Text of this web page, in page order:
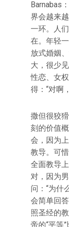
Barnabas
界会越来
一环。人
在。年轻
放式婚姻
大，很少
性恋、女
得：“对啊
撒但很狡
刻的价值
会，因为
教导。可
全面教导
对，因为
问：“为什
会简单回
照圣经的
帝的“平等